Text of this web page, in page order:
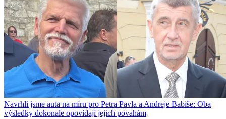
Navrhli jsme auta na míru pro Petra Pavla a Andreje Babiše: Oba
výsledky dokonale opovídají jejich povahám